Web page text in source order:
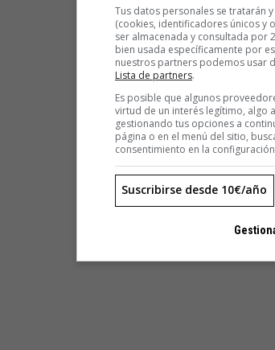
Tus datos personales se tratarán
(cookies, identificadores únicos y
ser almacenada y consultada por
bien usada específicamente por
nuestros partners podemos usar
Lista de partners.
Es posible que algunos
virtud de un interés legítimo, algo
gestionando tus opciones a
página o en el menú del sitio,
consentimiento en la
Suscribirse desde 10€/año